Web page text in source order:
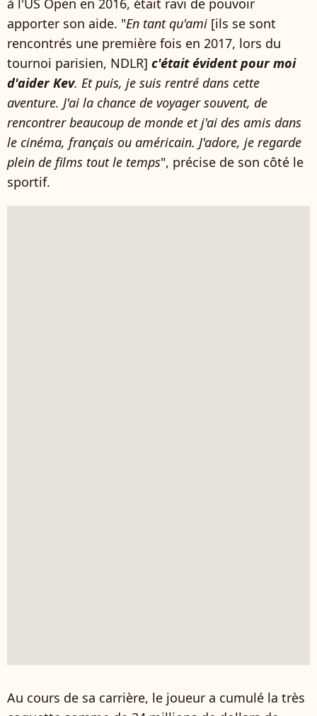
à l'US Open en 2016, était ravi de pouvoir
apporter son aide. "En tant qu'ami [ils se sont
rencontrés une première fois en 2017, lors du
tournoi parisien, NDLR] c'était évident pour moi
d'aider Kev. Et puis, je suis rentré dans cette
aventure. J'ai la chance de voyager souvent, de
rencontrer beaucoup de monde et j'ai des amis dans
le cinéma, français ou américain. J'adore, je regarde
plein de films tout le temps", précise de son côté le
sportif.
Au cours de sa carrière, le joueur a cumulé la très